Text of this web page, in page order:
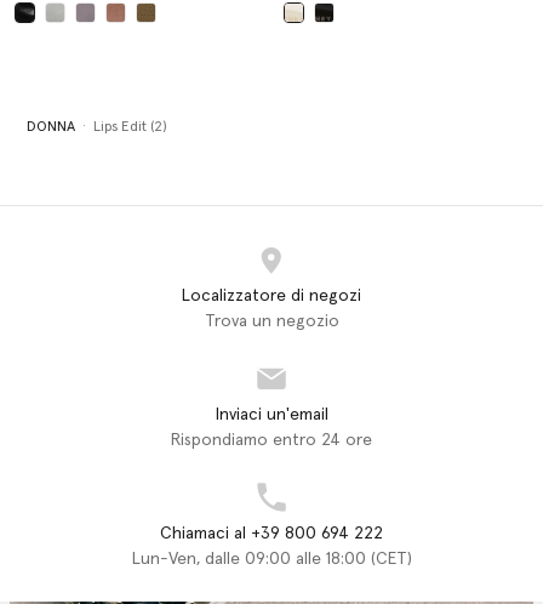
DONNA Lips Edit (2)
Localizzatore di negozi
Trova un negozio
Inviaci un'email
Rispondiamo entro 24 ore
Chiamaci al +39 800 694 222
Lun-Ven, dalle 09:00 alle 18:00 (CET)